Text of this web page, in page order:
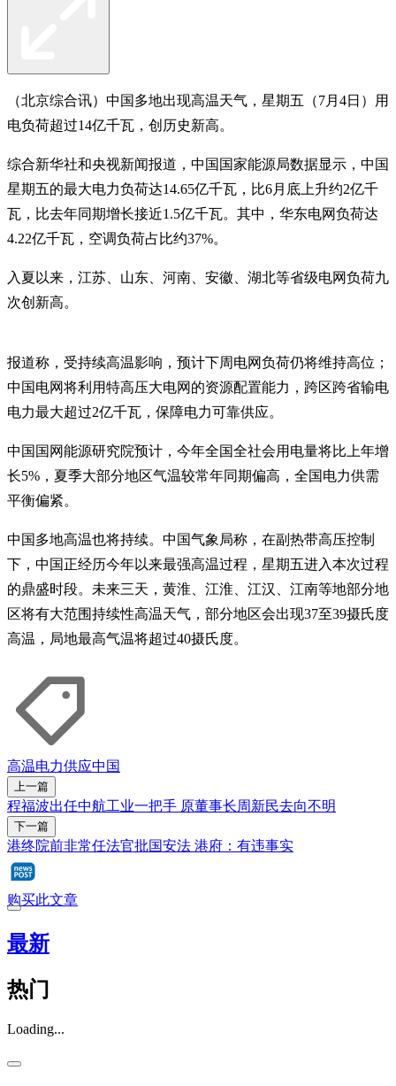
（北京综合讯）中国多地出现高温天气，星期五（7月4日）用
电负荷超过14亿千瓦，创历史新高。
综合新华社和央视新闻报道，中国国家能源局数据显示，中国
星期五的最大电力负荷达14.65亿千瓦，比6月底上升约2亿千
瓦，比去年同期增长接近1.5亿千瓦。其中，华东电网负荷达
4.22亿千瓦，空调负荷占比约37%。
入夏以来，江苏、山东、河南、安徽、湖北等省级电网负荷九
次创新高。
报道称，受持续高温影响，预计下周电网负荷仍将维持高位；
中国电网将利用特高压大电网的资源配置能力，跨区跨省输电
电力最大超过2亿千瓦，保障电力可靠供应。
中国国网能源研究院预计，今年全国全社会用电量将比上年增
长5%，夏季大部分地区气温较常年同期偏高，全国电力供需
平衡偏紧。
中国多地高温也将持续。中国气象局称，在副热带高压控制
下，中国正经历今年以来最强高温过程，星期五进入本次过程
的鼎盛时段。未来三天，黄淮、江淮、江汉、江南等地部分地
区将有大范围持续性高温天气，部分地区会出现37至39摄氏度
高温，局地最高气温将超过40摄氏度。
高温电力供应中国
上一篇
程福波出任中航工业一把手 原董事长周新民去向不明
下一篇
港终院前非常任法官批国安法 港府：有违事实
购买此文章
最新
热门
Loading...